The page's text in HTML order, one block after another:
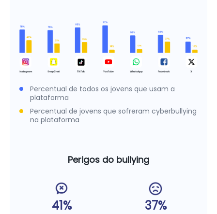
Percentual de todos os jovens que usam a
plataforma
Percentual de jovens que sofreram cyberbullying
na plataforma
Perigos do bullying
41% 37%